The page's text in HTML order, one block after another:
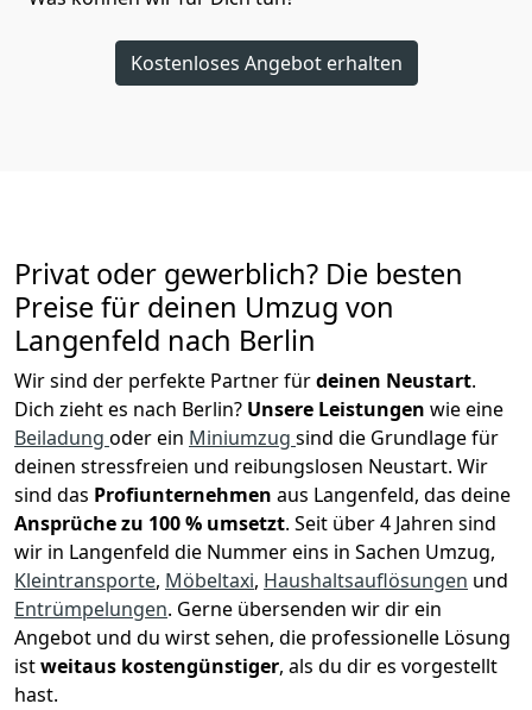
Kostenloses Angebot erhalten
Privat oder gewerblich? Die besten
Preise für deinen Umzug von
Langenfeld nach Berlin
Wir sind der perfekte Partner fürdeinen Neustart.
Dich zieht es nach Berlin? Unsere Leistungen wie eine
Beiladung oder ein Miniumzug sind die Grundlage für
deinen stressfreien und reibungslosen Neustart. Wir
sind das Profiunternehmen aus Langenfeld, das deine
Ansprüche zu 100 % umsetzt. Seit über 4 Jahren sind
wir in Langenfeld die Nummer eins in Sachen Umzug,
Kleintransporte, Möbeltaxi, Haushaltsauflösungen und
Entrümpelungen. Gerne übersenden wir dir ein
Angebot und du wirst sehen, die professionelle Lösung
istweitaus kostengünstiger, als du dir es vorgestellt
hast.